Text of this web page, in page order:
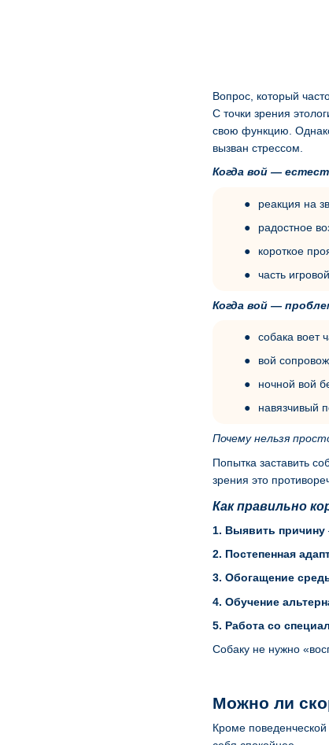
Вопрос, который
С точки зрения
свою функцию.
вызван стрессом.
Когда вой —
реакция на
радостное
короткое
часть
Когда вой —
собака воет
вой
ночной вой
навязчивый
Почему нельзя
Попытка заставить
зрения это
Как правильно
1. Выявить причину
2. Постепенная
3. Обогащение
4. Обучение
5. Работа со
Собаку не нужно
Можно ли
Кроме